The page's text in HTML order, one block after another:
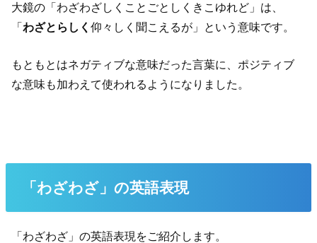
大鏡の「わざわざしくことごとしくきこゆれど」は、
「わざとらしく仰々しく聞こえるが」という意味です。
もともとはネガティブな意味だった言葉に、ポジティブ
な意味も加わえて使われるようになりました。
「わざわざ」の英語表現
「わざわざ」の英語表現をご紹介します。